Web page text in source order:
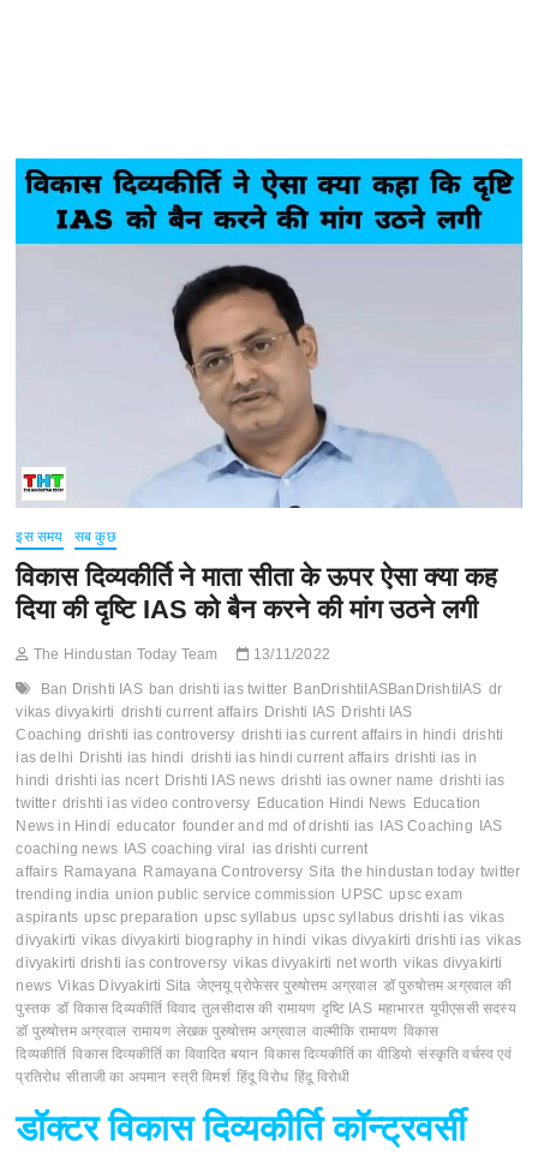
इस समय सब कुछ
विकास दिव्यकीर्ति ने माता सीता के ऊपर ऐसा क्या कह
दिया की दृष्टि IAS को बैन करने की मांग उठने लगी
The Hindustan Today Team 13/11/2022
Ban Drishti IAS ban drishti ias twitter BanDrishtiIASBanDrishtiIAS dr
vikas divyakirti drishti current affairs Drishti IAS Drishti IAS
Coaching drishti ias controversy drishti ias current affairs in hindi drishti
ias delhi Drishti ias hindi drishti ias hindi current affairs drishti ias in
hindi drishti ias ncert Drishti IAS news drishti ias owner name drishti ias
twitter drishti ias video controversy Education Hindi News Education
News in Hindi educator founder and md of drishti ias IAS Coaching
IAS
coaching news IAS coaching viral
ias drishti current
affairs Ramayana Ramayana Controversy Sita the hindustan today twitter
trending india union public service commission UPSC upsc exam
aspirants upsc preparation upsc syllabus upsc syllabus drishti ias vikas
divyakirti vikas divyakirti biography in hindi vikas divyakirti drishti ias vikas
divyakirti drishti ias controversy vikas divyakirti net worth vikas divyakirti
news Vikas Divyakirti Sita जेएनयू प्रोफेसर पुरुषोत्तम अग्रवाल डॉ पुरुषोत्तम अग्रवाल की
पुस्तक डॉ विकास दिव्यकीर्ति विवाद तुलसीदास की रामायण दृष्टि IAS महाभारत यूपीएससी सदस्य
डॉ पुरुषोत्तम अग्रवाल रामायण लेखक पुरुषोत्तम अग्रवाल वाल्मीकि रामायण विकास
दिव्यकीर्ति विकास दिव्यकीर्ति का विवादित बयान विकास दिव्यकीर्ति का वीडियो संस्कृति वर्चस्व एवं
प्रतिरोध सीताजी का अपमान स्त्री विमर्श हिंदू विरोध हिंदू विरोधी
डॉक्टर विकास दिव्यकीर्ति कॉन्ट्रवर्सी